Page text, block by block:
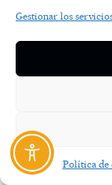
Gestionar los
Política de
Europa”,